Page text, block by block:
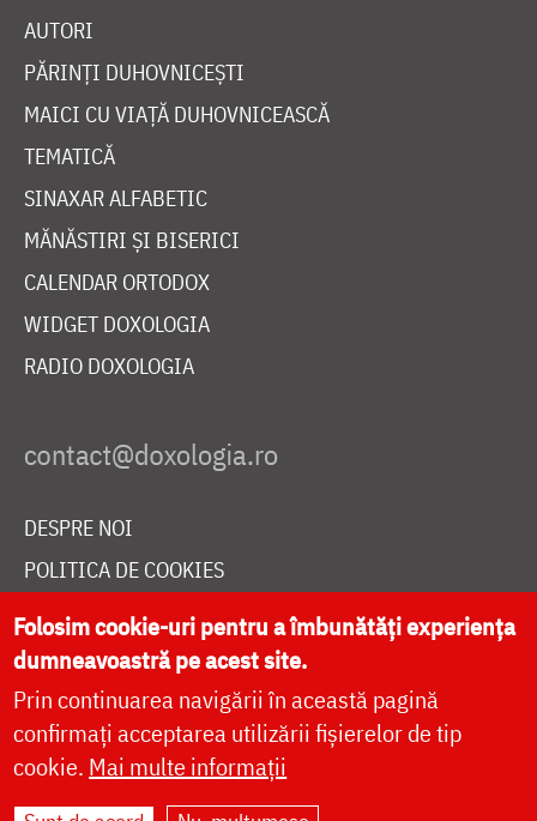
AUTORI
PĂRINȚI DUHOVNICEȘTI
MAICI CU VIAȚĂ DUHOVNICEASCĂ
TEMATICĂ
SINAXAR ALFABETIC
MĂNĂSTIRI ȘI BISERICI
CALENDAR ORTODOX
WIDGET DOXOLOGIA
RADIO DOXOLOGIA
DESPRE NOI
POLITICA DE COOKIES
DONEAZĂ ONLINE PENTRU CATEDRALA NAȚIONALĂ
LIVE
Folosim cookie-uri pentru a îmbunătăți experiența
dumneavoastră pe acest site.
Prin continuarea navigării în această pagină
confirmați acceptarea utilizării fișierelor de tip
cookie. Mai multe informații